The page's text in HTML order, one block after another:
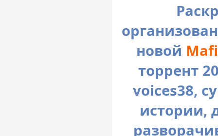
новой
торрент
voices38,
истории,